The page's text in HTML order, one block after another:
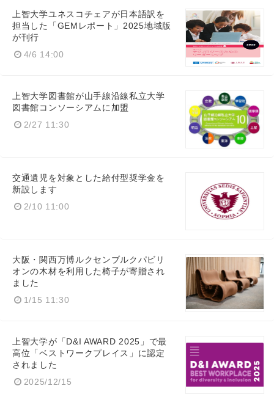
上智大学ユネスコチェアが日本語訳を
担当した「GEMレポート」2025地域版
が刊行
4/6 14:00
上智大学図書館が山手線沿線私立大学
図書館コンソーシアムに加盟
2/27 11:30
交通遺児を対象とした給付型奨学金を
新設します
2/10 11:00
大阪・関西万博ルクセンブルクパビリ
オンの木材を利用した椅子が寄贈され
ました
1/15 11:30
上智大学が「D&I AWARD 2025」で最
高位「ベストワークプレイス」に認定
されました
2025/12/15